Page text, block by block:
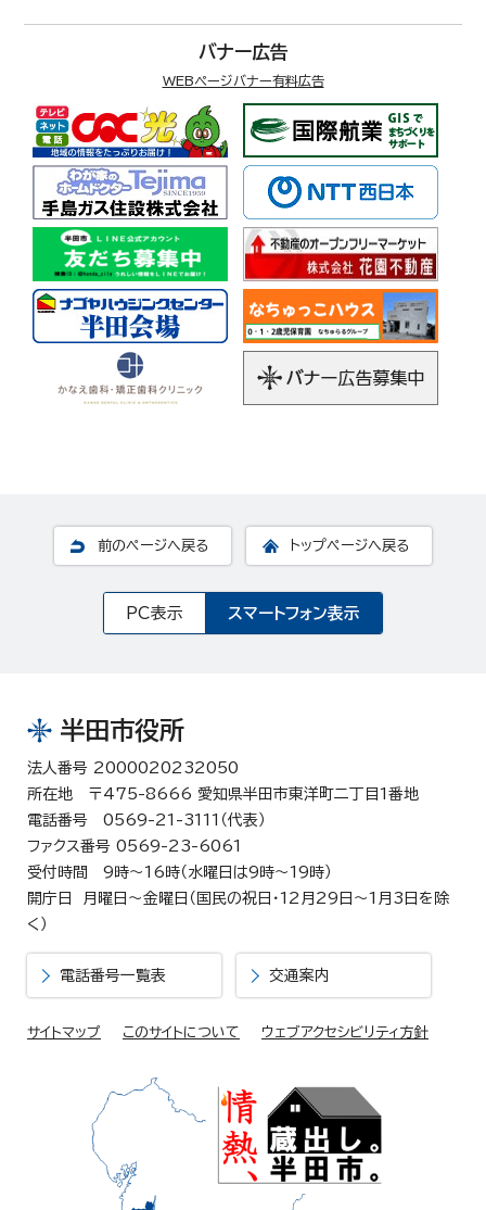
バナー広告
WEBページバナー有料広告
前のページへ戻る トップページへ戻る
PC表示 スマートフォン表示
半田市役所
法人番号 2000020232050
所在地 〒475-8666 愛知県半田市東洋町二丁目1番地
電話番号 0569-21-3111（代表）
ファクス番号 0569-23-6061
受付時間 9時～16時（水曜日は9時～19時）
開庁日 月曜日～金曜日（国民の祝日・12月29日～1月3日を除
く）
電話番号一覧表 交通案内
サイトマップ このサイトについて ウェブアクセシビリティ方針